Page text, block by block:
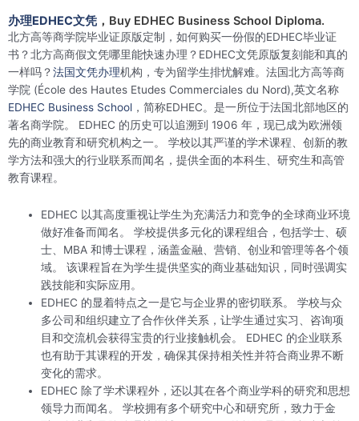
办理EDHEC文凭 ，Buy EDHEC Business School Diploma.
北方高等商学院毕业证原版定制，如何购买一份假的EDHEC毕业证
书？北方高商假文凭哪里能快速办理？EDHEC文凭原版复刻能和真的
一样吗？法国文凭办理机构，专为留学生排忧解难。法国北方高等商
学院 (École des Hautes Etudes Commerciales du Nord),英文名称
EDHEC Business School ，简称EDHEC。是一所位于法国北部地区的
著名商学院。 EDHEC 的历史可以追溯到 1906 年，现已成为欧洲领
先的商业教育和研究机构之一。 学校以其严谨的学术课程、创新的教
学方法和强大的行业联系而闻名，提供全面的本科生、研究生和高管
教育课程。
EDHEC 以其高度重视让学生为充满活力和竞争的全球商业环境
做好准备而闻名。 学校提供多元化的课程组合，包括学士、硕
士、MBA 和博士课程，涵盖金融、营销、创业和管理等各个领
域。 该课程旨在为学生提供坚实的商业基础知识，同时强调实
践技能和实际应用。
EDHEC 的显着特点之一是它与企业界的密切联系。 学校与众
多公司和组织建立了合作伙伴关系，让学生通过实习、咨询项
目和交流机会获得宝贵的行业接触机会。 EDHEC 的企业联系
也有助于其课程的开发，确保其保持相关性并符合商业界不断
变化的需求。
EDHEC 除了学术课程外，还以其在各个商业学科的研究和思想
领导力而闻名。 学校拥有多个研究中心和研究所，致力于金